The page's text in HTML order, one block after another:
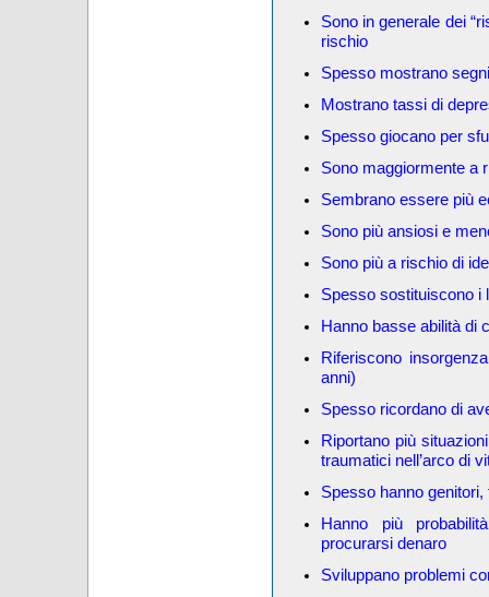
Sono in generale dei
rischio
Spesso mostrano
Mostrano tassi di
Spesso giocano per
Sono maggiormente a
Sembrano essere più
Sono più ansiosi e
Sono più a rischio di
Spesso sostituiscono i
Hanno basse abilità di
Riferiscono
anni)
Spesso ricordano di
Riportano più
traumatici nell’arco di
Spesso hanno
Hanno più
procurarsi denaro
Sviluppano problemi